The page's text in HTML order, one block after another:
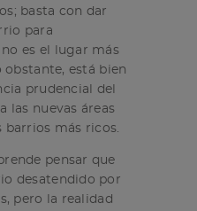
basta con dar
para
es el lugar más
obstante, está bien
prudencial del
las nuevas áreas
barrios más ricos.
pensar que
desatendido por
pero la realidad